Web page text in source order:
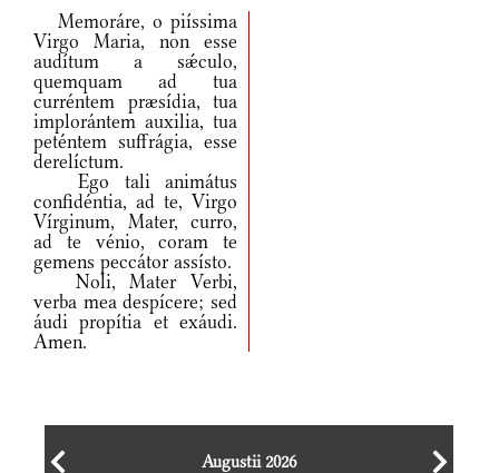
Memoráre, o piíssima
Virgo Maria, non esse
audítum a sǽculo,
quemquam ad tua
curréntem præsídia, tua
im­plo­rántem auxilia, tua
peténtem suffrágia, esse
derelíctum.
Ego tali animátus
confidéntia, ad te, Virgo
Vírginum, Mater, curro,
ad te vénio, coram te
gemens peccátor assísto.
Noli, Mater Verbi,
verba mea despícere; sed
áudi propítia et exáudi.
Amen.
Augustii 2026